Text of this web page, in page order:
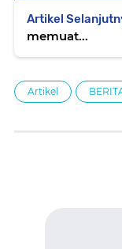
Artikel
memuat...
Artikel